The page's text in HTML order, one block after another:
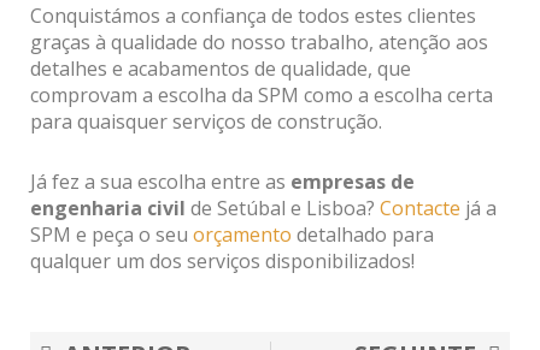
Conquistámos a confiança de todos estes clientes
graças à qualidade do nosso trabalho, atenção aos
detalhes e acabamentos de qualidade, que
comprovam a escolha da SPM como a escolha certa
para quaisquer serviços de construção.
Já fez a sua escolha entre as empresas de
engenharia civil de Setúbal e Lisboa? Contacte já a
SPM e peça o seu orçamento detalhado para
qualquer um dos serviços disponibilizados!
Prev